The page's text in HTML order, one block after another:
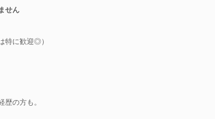
せん
特に歓迎◎）
の方も。